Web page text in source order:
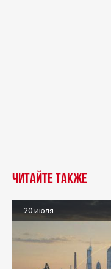
Читайте также
20 июля